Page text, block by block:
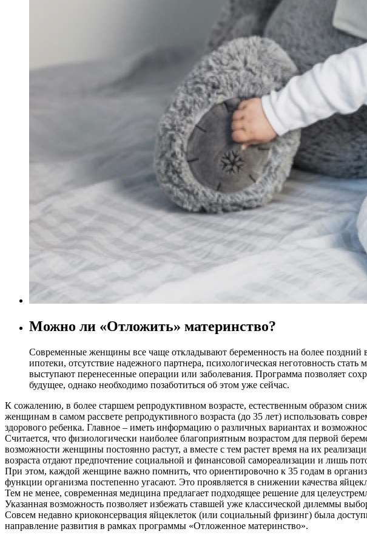
Можно ли «Отложить» материнство?
Современные женщины все чаще откладывают беременность на более поздний
ипотеки, отсутствие надежного партнера, психологическая неготовность
выступают перенесенные операции или заболевания. Программа позволяет
будущее, однако необходимо позаботиться об этом уже сейчас.
К сожалению, в более старшем репродуктивном возрасте, естественным образом
женщинам в самом рассвете репродуктивного возраста (до 35 лет) использовать
здорового ребенка. Главное – иметь информацию о различных вариантах и
Считается, что физиологически наиболее благоприятным возрастом для первой
возможности женщины постоянно растут, а вместе с тем растет время на их
возраста отдают предпочтение социальной и финансовой самореализации и лишь
При этом, каждой женщине важно помнить, что ориентировочно к 35 годам в
функции организма постепенно угасают. Это проявляется в снижении качества
Тем не менее, современная медицина предлагает подходящее решение для
Указанная возможность позволяет избежать ставшей уже классической дилеммы
Совсем недавно криоконсервация яйцеклеток (или социальный фризинг) была
направление развития в рамках программы «Отложенное материнство».